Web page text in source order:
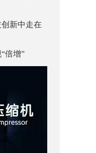
新中走在
倍增”